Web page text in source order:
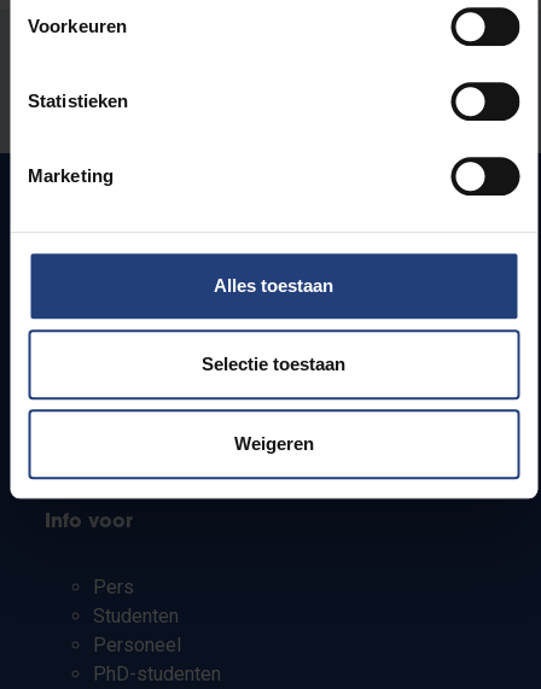
Voorkeuren
Statistieken
Marketing
Alles toestaan
Selectie toestaan
Weigeren
Bereikbaarheid
Campusfaciliteiten
Info voor
Pers
Studenten
Personeel
PhD-studenten